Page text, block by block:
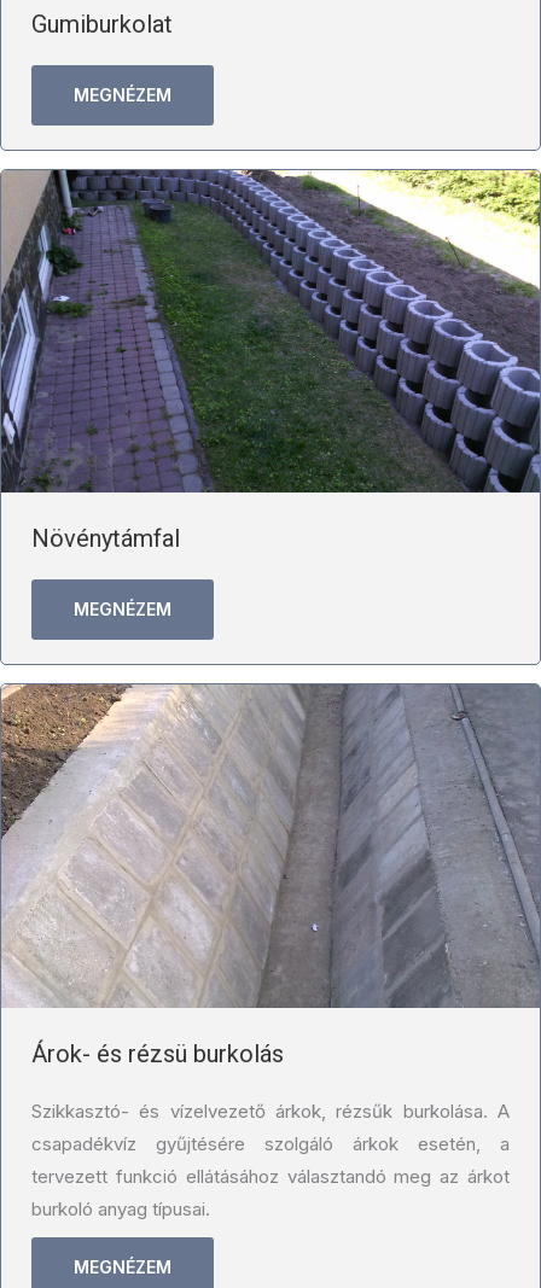
Gumiburkolat
MEGNÉZEM
Növénytámfal
MEGNÉZEM
Árok- és rézsü burkolás
Szikkasztó- és vízelvezető árkok, rézsűk burkolása. A
csapadékvíz gyűjtésére szolgáló árkok esetén, a
tervezett funkció ellátásához választandó meg az árkot
burkoló anyag típusai.
MEGNÉZEM